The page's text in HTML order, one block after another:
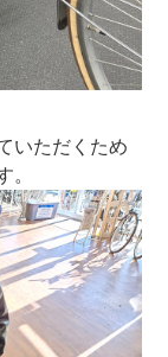
いただくため
。